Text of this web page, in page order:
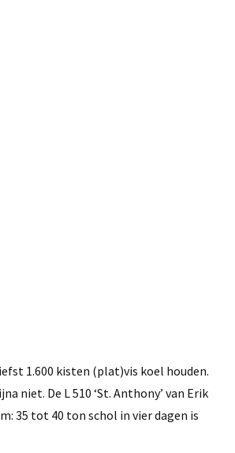
1.600 kisten (plat)vis koel houden.
niet. De L 510 ‘St. Anthony’ van Erik
35 tot 40 ton schol in vier dagen is